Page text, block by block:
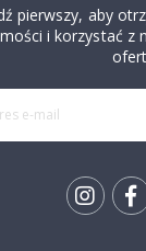
pierwszy, aby
i korzystać z